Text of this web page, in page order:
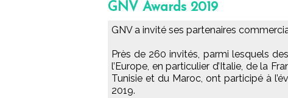
GNV Awards 2019
GNV a invité ses partenaires
Près de 260 invités, parmi lesquels
l’Europe, en particulier d’Italie, de la
Tunisie et du Maroc, ont participé à
2019.